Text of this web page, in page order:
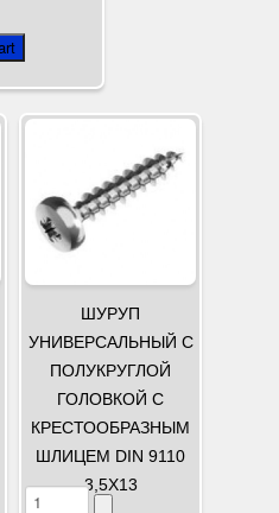
ШУРУП
УНИВЕРСАЛЬНЫЙ С
ПОЛУКРУГЛОЙ
ГОЛОВКОЙ С
КРЕСТООБРАЗНЫМ
ШЛИЦЕМ DIN 9110
3,5Х13